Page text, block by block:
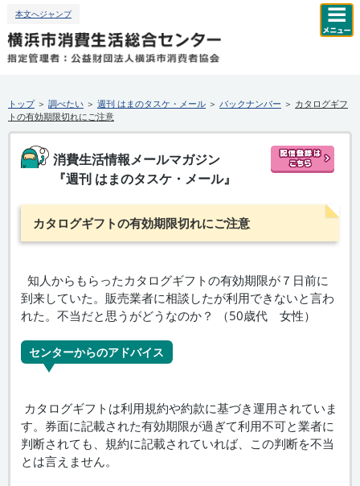
本文へジャンプ
トップ＞ 調べたい ＞ 週刊 はまのタスケ・メール ＞ バックナンバー ＞ カタログギフ
トの有効期限切れにご注意
消費生活情報メールマガジン
『週刊はまのタスケ・メール』
カタログギフトの有効期限切れにご注意
知人からもらったカタログギフトの有効期限が７日前に
到来していた。販売業者に相談したが利用できないと言わ
れた。不当だと思うがどうなのか？ （50歳代 女性）
センターからのアドバイス
カタログギフトは利用規約や約款に基づき運用されていま
す。券面に記載された有効期限が過ぎて利用不可と業者に
判断されても、規約に記載されていれば、この判断を不当
とは言えません。